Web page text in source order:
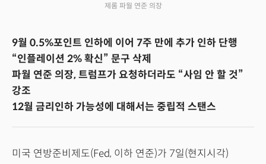
제롬 파월 연준 의장
9월 0.5%포인트 인하에 이어 7주 만에 추가 인하 단행
“인플레이션 2% 확신” 문구 삭제
파월 연준 의장, 트럼프가 요청하더라도 “사임 안 할 것”
강조
12월 금리인하 가능성에 대해서는 중립적 스탠스
미국 연방준비제도(Fed, 이하 연준)가 7일(현지시각)